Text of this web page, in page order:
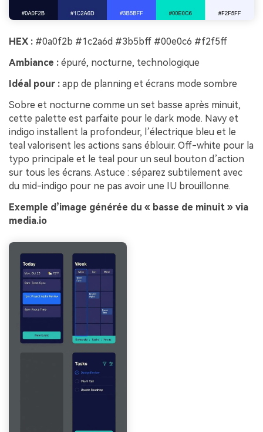
HEX : #0a0f2b #1c2a6d #3b5bff #00e0c6 #f2f5ff
Ambiance : épuré, nocturne, technologique
Idéal pour : app de planning et écrans mode sombre
Sobre et nocturne comme un set basse après minuit,
cette palette est parfaite pour le dark mode. Navy et
indigo installent la profondeur, l’électrique bleu et le
teal valorisent les actions sans éblouir. Off-white pour la
typo principale et le teal pour un seul bouton d’action
sur tous les écrans. Astuce : séparez subtilement avec
du mid-indigo pour ne pas avoir une IU brouillonne.
Exemple d’image générée du « basse de minuit » via
media.io